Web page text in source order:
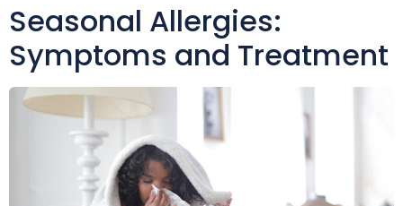
Seasonal Allergies:
Symptoms and Treatment